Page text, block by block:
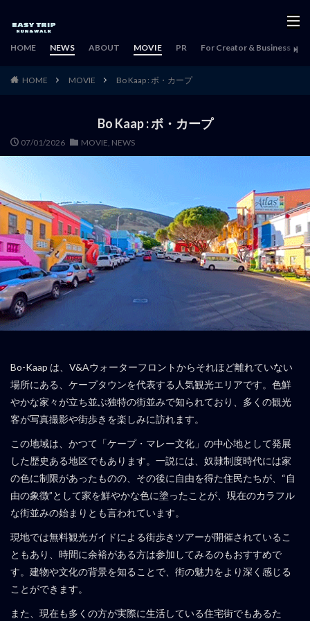
HOME NEWS ABOUT MOVIE PR For Creator & Business
HOME MOVIE Bo Kaap : ボ・カープ
Bo Kaap : ボ・カープ
07/01/2026 MOVIE, NEWS
Bo-Kaap は、V&Aウォーターフロントからそれほど離れていない
場所にある、ケープタウンを代表する人気観光エリアです。色鮮
やかな家々が立ち並ぶ独特の街並みで知られており、多くの観光
客が写真撮影や街歩きを楽しみに訪れます。
この地域は、かつて「ケープ・マレー文化」の中心地として発展
した歴史ある地区でもあります。一説には、奴隷制度時代には家
の色に制限があったものの、その後に自由を得た住民たちが、“自
由の象徴”として家を鮮やかな色に塗ったことが、現在のカラフル
な街並みの始まりとも言われています。
現地では無料観光ガイドによる街歩きツアーが開催されているこ
ともあり、時間に余裕がある方は参加してみるのもおすすめで
す。建物や文化の背景を知ることで、街の魅力をより深く感じる
ことができます。
また、現在も多くの方が実際に生活している住宅街でもあるた